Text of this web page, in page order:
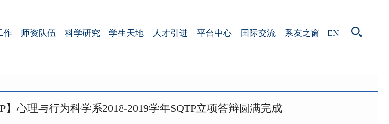
作 师资队伍 科学研究 学生天地 人才引进 平台中心 国际交流 系友之窗 EN
】心理与行为科学系2018-2019学年SQTP立项答辩圆满完成